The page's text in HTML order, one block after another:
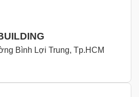
Bình Lợi Trung, Tp.HCM